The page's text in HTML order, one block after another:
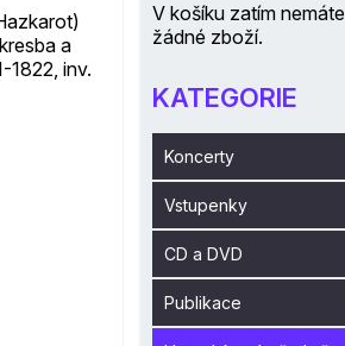
a
1822, inv.
V košíku zatím nemáte
žádné zboží.
KATEGORIE
Koncerty
Vstupenky
CD a DVD
Publikace